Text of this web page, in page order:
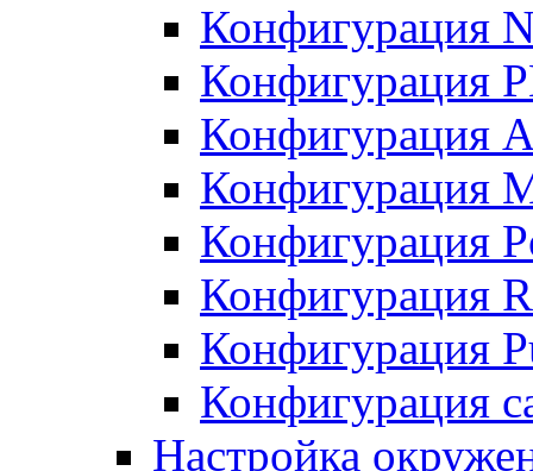
Конфигурация
Конфигурация
Конфигурация
Конфигурация
Конфигурация
Конфигурация
Конфигурация
Конфигурация
Настройка